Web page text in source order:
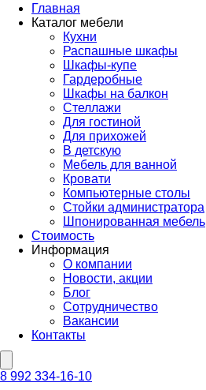
Главная
Каталог мебели
Кухни
Распашные шкафы
Шкафы-купе
Гардеробные
Шкафы на балкон
Стеллажи
Для гостиной
Для прихожей
В детскую
Мебель для ванной
Кровати
Компьютерные столы
Стойки администратора
Шпонированная мебель
Стоимость
Информация
О компании
Новости, акции
Блог
Сотрудничество
Вакансии
Контакты
8 992 334-16-10